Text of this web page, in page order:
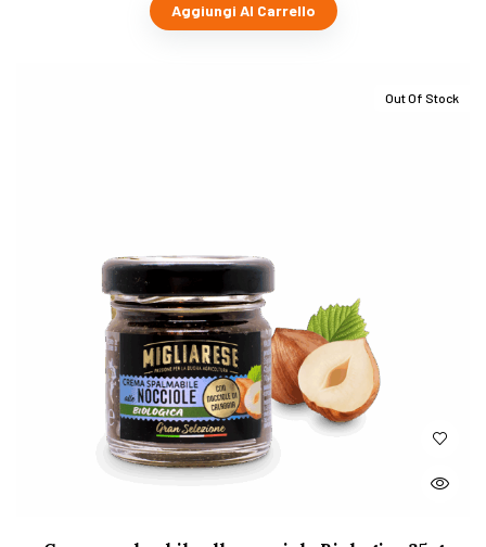
Aggiungi Al Carrello
Out Of Stock